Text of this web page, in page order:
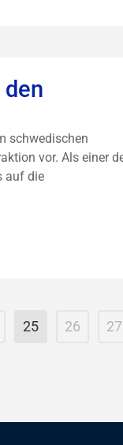
schwedischen
vor. Als einer
auf die
25 26
27